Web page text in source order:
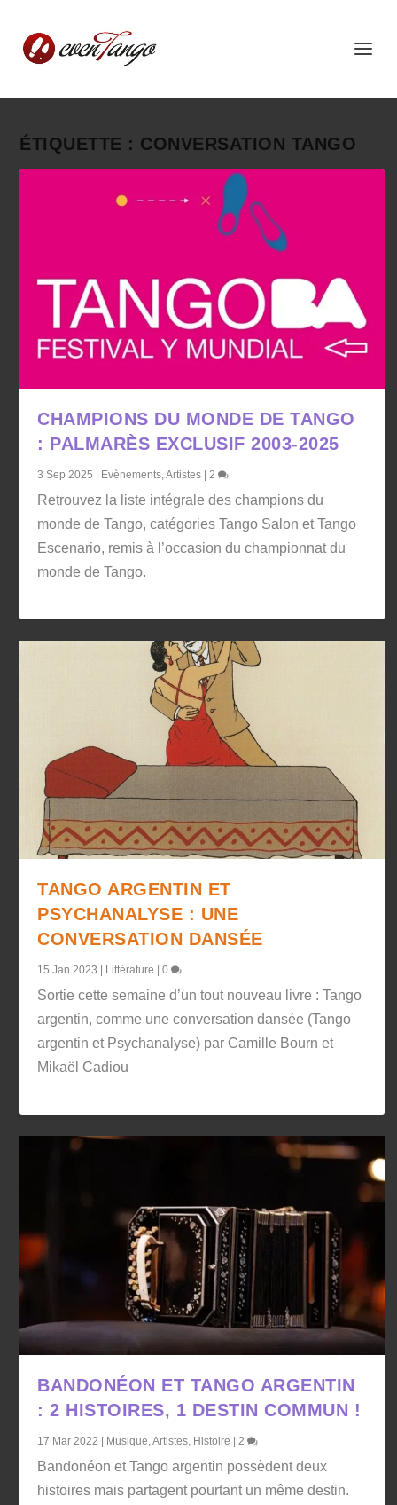
ÉTIQUETTE : CONVERSATION TANGO
CHAMPIONS DU MONDE DE TANGO
: PALMARÈS EXCLUSIF 2003-2025
3 Sep 2025 | Evènements ,Artistes | 2
Retrouvez la liste intégrale des champions du
monde de Tango, catégories Tango Salon et Tango
Escenario, remis à l’occasion du championnat du
monde de Tango.
TANGO ARGENTIN ET
PSYCHANALYSE : UNE
CONVERSATION DANSÉE
15 Jan 2023 Littérature |0
Sortie cette semaine d’un tout nouveau livre : Tango
argentin, comme une conversation dansée (Tango
argentin et Psychanalyse) par Camille Bourn et
Mikaël Cadiou
BANDONÉON ET TANGO ARGENTIN
: 2 HISTOIRES, 1 DESTIN COMMUN !
17 Mar 2022 | Musique ,Artistes Histoire | 2
Bandonéon et Tango argentin possèdent deux
histoires mais partagent pourtant un même destin.